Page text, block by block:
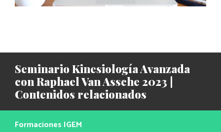
Seminario Kinesiología Avanzada
con Raphael Van Assche 2023 |
Contenidos relacionados
Formaciones IGEM